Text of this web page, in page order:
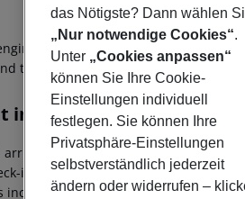
on the Costa del Sol, Hotel El
tourist attractions.
info
arrivals in the destination area from
in time of the respective hotel. The
includes return flights until 3.00 a.m.
das Nötigste? Dann wählen
„Nur notwendige Cookies“.
Unter „Cookies anpassen“
können Sie Ihre Cookie-
Einstellungen individuell
festlegen. Sie können Ihre
Privatsphäre-Einstellungen
selbstverständlich jederzeit
ändern oder widerrufen –